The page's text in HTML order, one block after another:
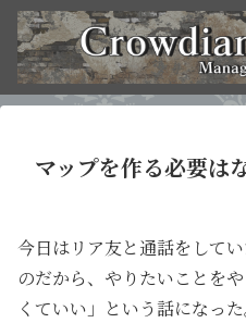
マップを作る必要は
今日はリア友と通話をして
のだから、やりたいことを
くていい」という話になっ